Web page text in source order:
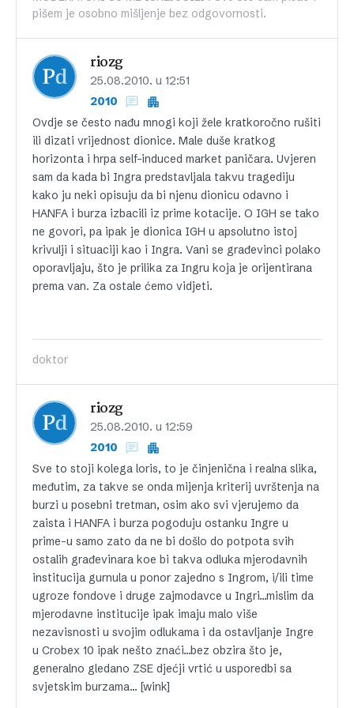
pišem je osobno mišljenje bez odgovornosti.
riozg
25.08.2010. u 12:51
2010
Ovdje se često nađu mnogi koji žele kratkoročno rušiti
ili dizati vrijednost dionice. Male duše kratkog
horizonta i hrpa self-induced market paničara. Uvjeren
sam da kada bi Ingra predstavljala takvu tragediju
kako ju neki opisuju da bi njenu dionicu odavno i
HANFA i burza izbacili iz prime kotacije. O IGH se tako
ne govori, pa ipak je dionica IGH u apsolutno istoj
krivulji i situaciji kao i Ingra. Vani se građevinci polako
oporavljaju, što je prilika za Ingru koja je orijentirana
prema van. Za ostale ćemo vidjeti.
doktor
riozg
25.08.2010. u 12:59
2010
Sve to stoji kolega loris, to je činjenična i realna slika,
međutim, za takve se onda mijenja kriterij uvrštenja na
burzi u posebni tretman, osim ako svi vjerujemo da
zaista i HANFA i burza pogoduju ostanku Ingre u
prime-u samo zato da ne bi došlo do potpota svih
ostalih građevinara koe bi takva odluka mjerodavnih
institucija gurnula u ponor zajedno s Ingrom, i/ili time
ugroze fondove i druge zajmodavce u Ingri…mislim da
mjerodavne institucije ipak imaju malo više
nezavisnosti u svojim odlukama i da ostavljanje Ingre
u Crobex 10 ipak nešto znaći…bez obzira što je,
generalno gledano ZSE djećji vrtić u usporedbi sa
svjetskim burzama… [wink]